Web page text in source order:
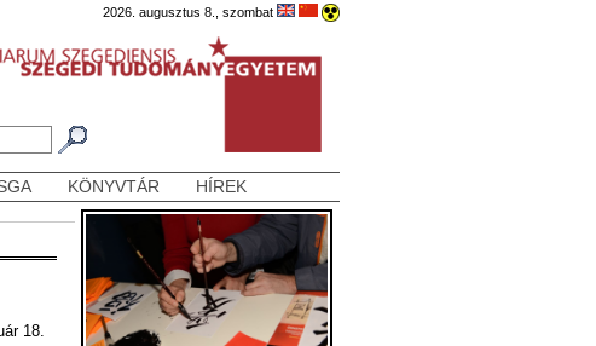
2026. augusztus 8., szombat
KÖNYVTÁR HÍREK
18.